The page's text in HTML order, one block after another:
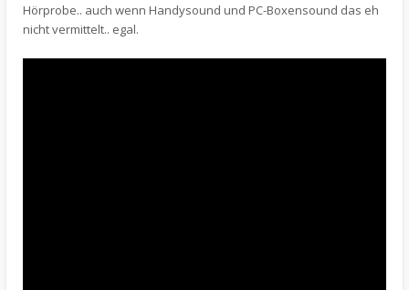
Hörprobe.. auch wenn Handysound und PC-Boxensound das eh
nicht vermittelt.. egal.